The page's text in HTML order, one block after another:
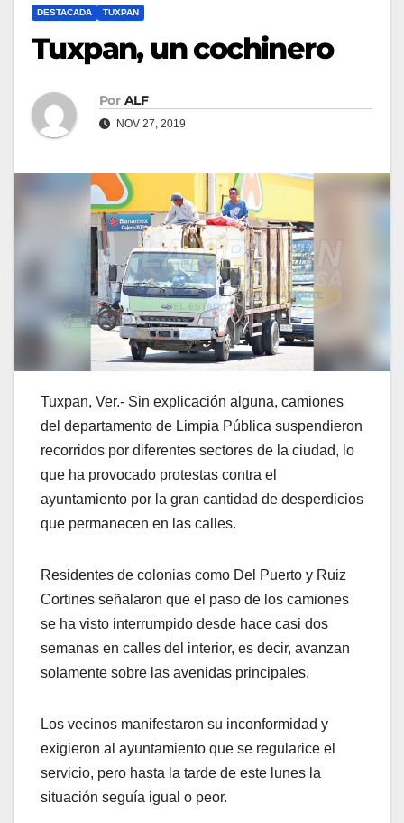
DESTACADA TUXPAN
Tuxpan, un cochinero
Por ALF
NOV 27, 2019
Tuxpan, Ver.- Sin explicación alguna, camiones
del departamento de Limpia Pública suspendieron
recorridos por diferentes sectores de la ciudad, lo
que ha provocado protestas contra el
ayuntamiento por la gran cantidad de desperdicios
que permanecen en las calles.
Residentes de colonias como Del Puerto y Ruiz
Cortines señalaron que el paso de los camiones
se ha visto interrumpido desde hace casi dos
semanas en calles del interior, es decir, avanzan
solamente sobre las avenidas principales.
Los vecinos manifestaron su inconformidad y
exigieron al ayuntamiento que se regularice el
servicio, pero hasta la tarde de este lunes la
situación seguía igual o peor.